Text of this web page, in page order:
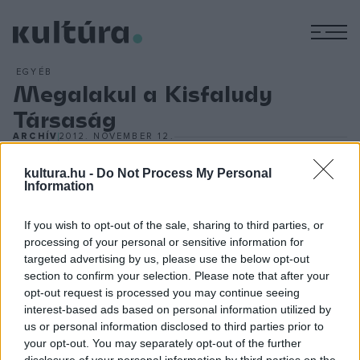
kultura.hu - Do Not Process My Personal
Information
If you wish to opt-out of the sale, sharing to third parties, or
processing of your personal or sensitive information for
targeted advertising by us, please use the below opt-out
section to confirm your selection. Please note that after your
opt-out request is processed you may continue seeing
interest-based ads based on personal information utilized by
us or personal information disclosed to third parties prior to
your opt-out. You may separately opt-out of the further
EGYÉB
Megalakul a Kisfaludy
Társaság
ARCHÍV2012. NOVEMBER 12.
érdekében alakult emléktársaságot Toldy Ferenc
szellemiség kezdeményezői alapították. Havonta felolvasó
gyűléseket rendeztek, évente közgyűlést hívtak össze.
Működésükről a Kisfaludy Társaság Évlapjai című
kiadványban számoltak be. Pályadíjakat, könyveket adtak ki
a népköltészetre, a z antik és világirodalom értékeire
irányítva a figyelmet. A XIX. század végétől kezdve egyre
inkább a konzervatív irodalmi törekvések támogatója és a